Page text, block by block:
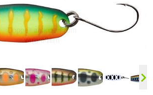
Doppelt antippen zum
vergrößern